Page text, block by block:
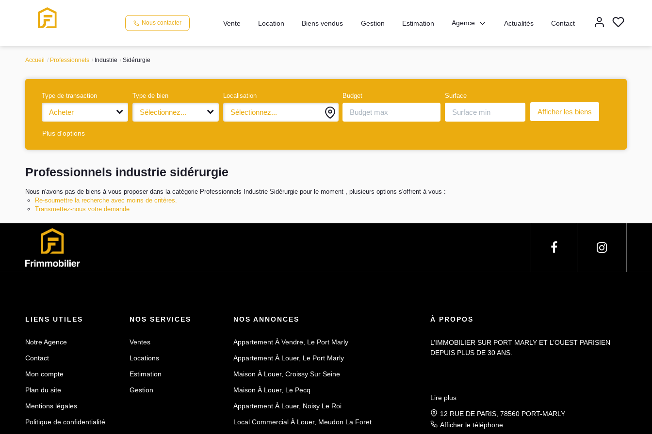
Nous contacter Vente Location Biens vendus Gestion Estimation Agence Actualités Contact
Accueil Professionnels Industrie Sidérurgie
Type de transaction
Acheter
Type de bien
Sélectionnez...
Localisation
Sélectionnez...
Budget Surface
Plus d'options
Professionnels industrie sidérurgie
Nous n'avons pas de biens à vous proposer dans la catégorie Professionnels Industrie Sidérurgie pour le moment , plusieurs options s'offrent à vous :
Re-soumettre la recherche avec moins de critères.
Transmettez-nous votre demande
LIENS UTILES
Notre Agence
Contact
Mon compte
Plan du site
Mentions légales
Politique de confidentialité
NOS SERVICES
Ventes
Locations
Estimation
Gestion
NOS ANNONCES
Appartement À Vendre, Le Port Marly
Appartement À Louer, Le Port Marly
Maison À Louer, Croissy Sur Seine
Maison À Louer, Le Pecq
Appartement À Louer, Noisy Le Roi
Local Commercial À Louer, Meudon La Foret
À PROPOS
L’IMMOBILIER SUR PORT MARLY ET L’OUEST PARISIEN
DEPUIS PLUS DE 30 ANS.
Lire plus
12 RUE DE PARIS, 78560 PORT-MARLY
Afficher le téléphone